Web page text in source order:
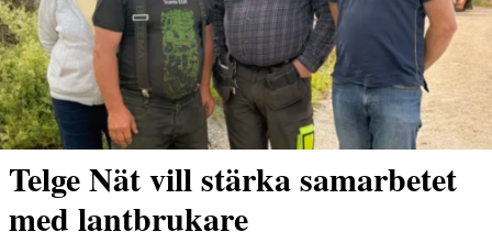
Telge Nät vill stärka samarbetet
med lantbrukare